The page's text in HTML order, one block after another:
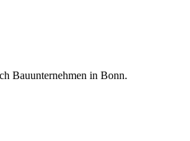
Bauunternehmen in Bonn.